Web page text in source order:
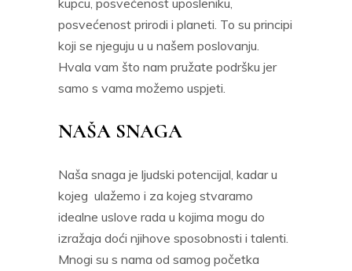
posvećenost prirodi i planeti. To su principi
koji se njeguju u u našem poslovanju.
Hvala vam što nam pružate podršku jer
samo s vama možemo uspjeti.
NAŠA SNAGA
Naša snaga je ljudski potencijal, kadar u
kojeg ulažemo i za kojeg stvaramo
idealne uslove rada u kojima mogu do
izražaja doći njihove sposobnosti i talenti.
Mnogi su s nama od samog početka